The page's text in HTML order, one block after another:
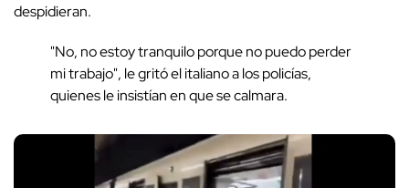
despidieran.
"No, no estoy tranquilo porque no puedo perder
mi trabajo", le gritó el italiano a los policías,
quienes le insistían en que se calmara.